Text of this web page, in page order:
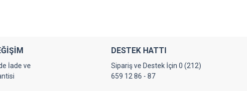
İade ve
DESTEK HATTI
Sipariş ve Destek İçin 0 (212)
659 12 86 - 87